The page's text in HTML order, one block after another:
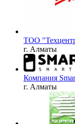
ТОО
г. Алматы
Компания
г. Алматы